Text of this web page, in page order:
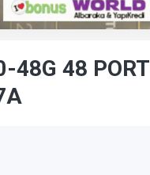
48G 48 PORT